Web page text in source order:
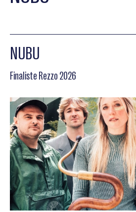
NUBU
Finaliste Rezzo 2026